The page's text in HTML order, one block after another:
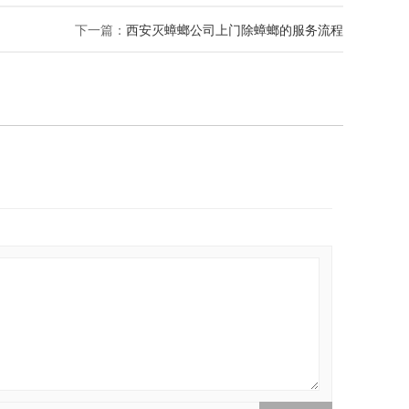
下一篇： 西安灭蟑螂公司上门除蟑螂的服务流程